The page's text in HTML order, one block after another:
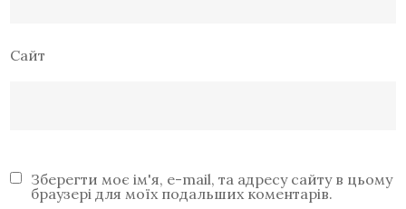
Сайт
Зберегти моє ім'я, e-mail, та адресу сайту в цьому
браузері для моїх подальших коментарів.